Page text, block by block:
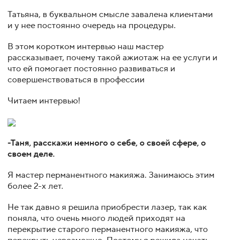
Татьяна, в буквальном смысле завалена клиентами
и у нее постоянно очередь на процедуры.
В этом коротком интервью наш мастер
рассказывает, почему такой ажиотаж на ее услуги и
что ей помогает постоянно развиваться и
совершенствоваться в профессии
Читаем интервью!
-Таня, расскажи немного о себе, о своей сфере, о
своем деле.
Я мастер перманентного макияжа. Занимаюсь этим
более 2-х лет.
Не так давно я решила приобрести лазер, так как
поняла, что очень много людей приходят на
перекрытие старого перманентного макияжа, что